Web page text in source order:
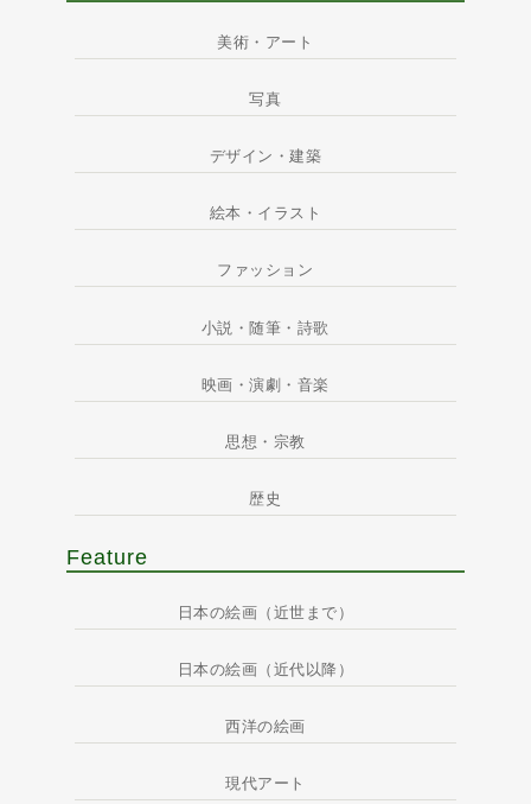
美術・アート
写真
デザイン・建築
絵本・イラスト
ファッション
小説・随筆・詩歌
映画・演劇・音楽
思想・宗教
歴史
Feature
日本の絵画（近世まで）
日本の絵画（近代以降）
西洋の絵画
現代アート